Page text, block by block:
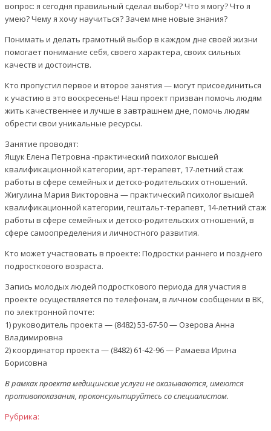
вопрос: я сегодня правильный сделал выбор? Что я могу? Что я
умею? Чему я хочу научиться? Зачем мне новые знания?
Понимать и делать грамотный выбор в каждом дне своей жизни
помогает понимание себя, своего характера, своих сильных
качеств и достоинств.
Кто пропустил первое и второе занятия — могут присоединиться
к участию в это воскресенье! Наш проект призван помочь людям
жить качественнее и лучше в завтрашнем дне, помочь людям
обрести свои уникальные ресурсы.
Занятие проводят:
Ящук Елена Петровна -практический психолог высшей
квалификационной категории, арт-терапевт, 17-летний стаж
работы в сфере семейных и детско-родительских отношений.
Жигулина Мария Викторовна — практический психолог высшей
квалификационной категории, гештальт-терапевт, 14-летний стаж
работы в сфере семейных и детско-родительских отношений, в
сфере самоопределения и личностного развития.
Кто может участвовать в проекте: Подростки раннего и позднего
подросткового возраста.
Запись молодых людей подросткового периода для участия в
проекте осуществляется по телефонам, в личном сообщении в ВК,
по электронной почте:
1) руководитель проекта — (8482) 53-67-50 — Озерова Анна
Владимировна
2) координатор проекта — (8482) 61-42-96 — Рамаева Ирина
Борисовна
В рамках проекта медицинские услуги не оказываются, имеются
противопоказания, проконсультируйтесь со специалистом.
Рубрика: